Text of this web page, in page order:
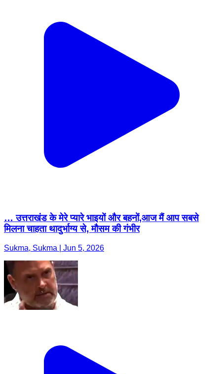
… उत्तराखंड के मेरे प्यारे भाइयों और बहनों,आज मैं आप सबसे
मिलना चाहता थादुर्भाग्य से, मौसम की गंभीर
Sukma, Sukma | Jun 5, 2026